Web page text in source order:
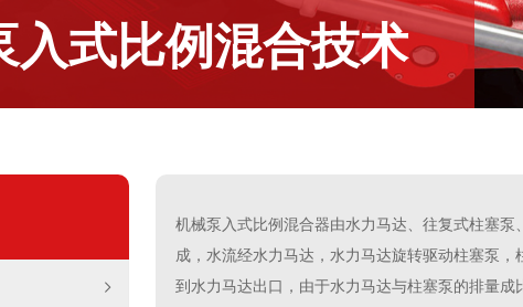
入式比例混合技术
机械泵入式比例混合器由水力马达、往复式柱塞泵
成，水流经水力马达，水力马达旋转驱动柱塞泵，
到水力马达出口，由于水力马达与柱塞泵的排量成